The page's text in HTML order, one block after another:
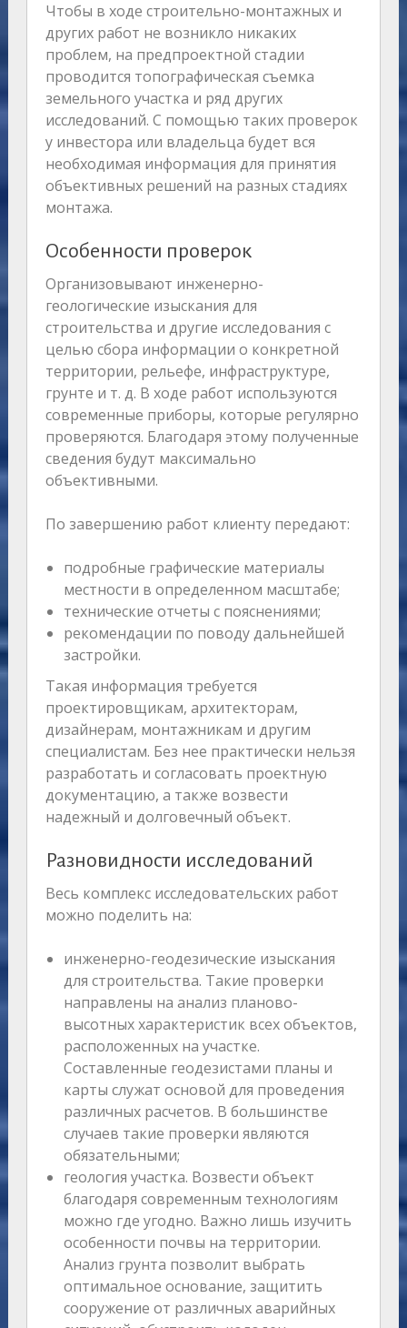
Чтобы в ходе строительно-монтажных и
других работ не возникло никаких
проблем, на предпроектной стадии
проводится топографическая съемка
земельного участка и ряд других
исследований. С помощью таких проверок
у инвестора или владельца будет вся
необходимая информация для принятия
объективных решений на разных стадиях
монтажа.
Особенности проверок
Организовывают инженерно-
геологические изыскания для
строительства и другие исследования с
целью сбора информации о конкретной
территории, рельефе, инфраструктуре,
грунте и т. д. В ходе работ используются
современные приборы, которые регулярно
проверяются. Благодаря этому полученные
сведения будут максимально
объективными.
По завершению работ клиенту передают:
подробные графические материалы
местности в определенном масштабе;
технические отчеты с пояснениями;
рекомендации по поводу дальнейшей
застройки.
Такая информация требуется
проектировщикам, архитекторам,
дизайнерам, монтажникам и другим
специалистам. Без нее практически нельзя
разработать и согласовать проектную
документацию, а также возвести
надежный и долговечный объект.
Разновидности исследований
Весь комплекс исследовательских работ
можно поделить на:
инженерно-геодезические изыскания
для строительства. Такие проверки
направлены на анализ планово-
высотных характеристик всех объектов,
расположенных на участке.
Составленные геодезистами планы и
карты служат основой для проведения
различных расчетов. В большинстве
случаев такие проверки являются
обязательными;
геология участка. Возвести объект
благодаря современным технологиям
можно где угодно. Важно лишь изучить
особенности почвы на территории.
Анализ грунта позволит выбрать
оптимальное основание, защитить
сооружение от различных аварийных